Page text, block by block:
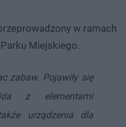
w ramach
Miejskiego.
zabaw. Pojawiły się
z elementami
urządzenia dla